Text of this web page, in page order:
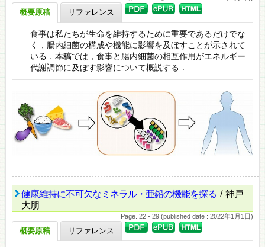
概要原稿 リファレンス
食事は私たちが生命を維持するために重要であるだけでな
く，腸内細菌の構成や機能に影響を及ぼすことが示されて
いる．本稿では，食事と腸内細菌の相互作用がエネルギー
代謝調節に及ぼす影響について概説する．
健康維持に不可欠なミネラル・亜鉛の機能を探る / 神戸
大朋
Page. 22 - 29 (published date : 2022年1月1日)
概要原稿 リファレンス